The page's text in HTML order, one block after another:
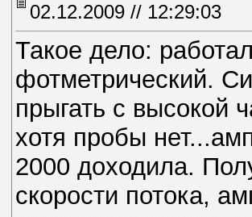
02.12.2009 // 12:29:03
Такое дело:
фотметрический.
прыгать с высокой
хотя пробы
2000 доходила.
скорости потока,